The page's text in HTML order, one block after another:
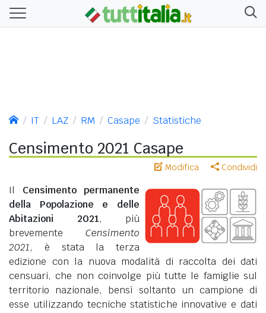
IT LAZ RM Casape Statistiche
Censimento 2021 Casape
Modifica Condividi
Il Censimento permanente
della Popolazione e delle
Abitazioni 2021, più
brevemente Censimento
2021, è stata la terza
edizione con la nuova modalità di raccolta dei dati
censuari, che non coinvolge più tutte le famiglie sul
territorio nazionale, bensì soltanto un campione di
esse utilizzando tecniche statistiche innovative e dati